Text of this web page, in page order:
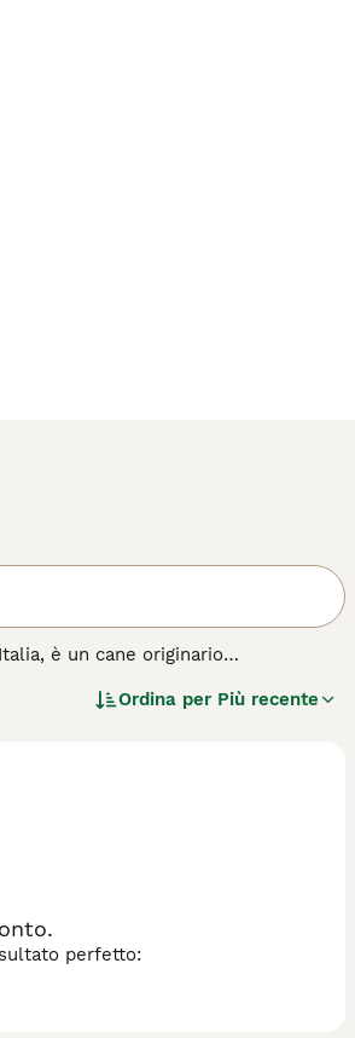
è un cane originario
mantello corto, liscio,
alle prime armi. L'esercizio
distruttivi. Il Bodeguero si adatta
è un compagno fedele e
Ordina per Più recente
perfetto: